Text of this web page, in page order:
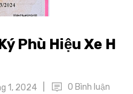
Phù Hiệu Xe H
1, 2024 0 Bình luận